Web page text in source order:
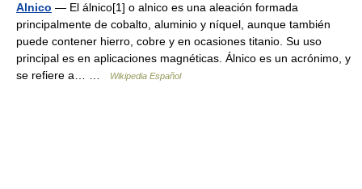
Alnico — El álnico[1] o alnico es una aleación formada
principalmente de cobalto, aluminio y níquel, aunque también
puede contener hierro, cobre y en ocasiones titanio. Su uso
principal es en aplicaciones magnéticas. Álnico es un acrónimo, y
se refiere a… …
Wikipedia Español